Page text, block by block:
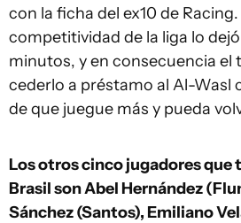
con la ficha del ex10 de
competitividad de la liga lo
minutos, y en consecuencia el
cederlo a préstamo al Al-Wasl
de que juegue más y pueda
Los otros cinco jugadores que
Brasil son Abel Hernández
Sánchez (Santos), Emiliano